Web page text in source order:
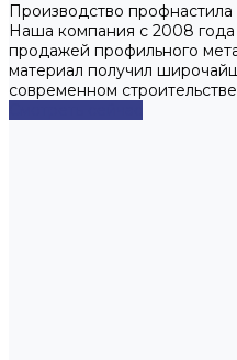
Производство профнастила
Наша компания с 2008 года
продажей профильного
материал получил
современном